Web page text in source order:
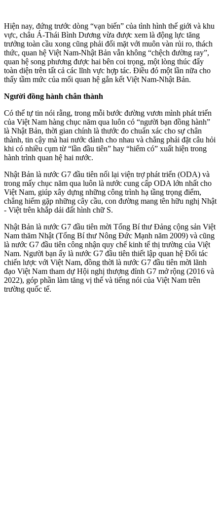
Hiện nay, đứng trước dòng “vạn biến” của tình hình thế giới và khu
vực, châu Á-Thái Bình Dương vừa được xem là động lực tăng
trưởng toàn cầu xong cũng phải đối mặt với muôn vàn rủi ro, thách
thức, quan hệ Việt Nam-Nhật Bản vẫn không “chệch đường ray”,
quan hệ song phương được hai bên coi trọng, một lòng thúc đẩy
toàn diện trên tất cả các lĩnh vực hợp tác. Điều đó một lần nữa cho
thấy tầm mức của mối quan hệ gắn kết Việt Nam-Nhật Bản.
Người đồng hành chân thành
Có thể tự tin nói rằng, trong mỗi bước đường vươn mình phát triển
của Việt Nam hàng chục năm qua luôn có “người bạn đồng hành”
là Nhật Bản, thời gian chính là thước đo chuẩn xác cho sự chân
thành, tin cậy mà hai nước dành cho nhau và chẳng phải đặt câu hỏi
khi có nhiều cụm từ “lần đầu tiên” hay “hiếm có” xuất hiện trong
hành trình quan hệ hai nước.
Nhật Bản là nước G7 đầu tiên nối lại viện trợ phát triển (ODA) và
trong mấy chục năm qua luôn là nước cung cấp ODA lớn nhất cho
Việt Nam, giúp xây dựng những công trình hạ tầng trọng điểm,
chẳng hiếm gặp những cây cầu, con đường mang tên hữu nghị Nhật
- Việt trên khắp dải đất hình chữ S.
Nhật Bản là nước G7 đầu tiên mời Tổng Bí thư Đảng cộn‌g sả‌n Việt
Nam thăm Nhật (Tổng Bí thư Nông Đức Mạnh năm 2009) và cũng
là nước G7 đầu tiên công nhận quy chế kinh tế thị trường của Việt
Nam. Người bạn ấy là nước G7 đầu tiên thiết lập quan hệ Đối tác
chiến lược với Việt Nam, đồng thời là nước G7 đầu tiên mời lãnh
đạo Việt Nam tham dự Hội nghị thượng đỉnh G7 mở rộng (2016 và
2022), góp phần làm tăng vị thế và tiếng nói của Việt Nam trên
trường quốc tế.